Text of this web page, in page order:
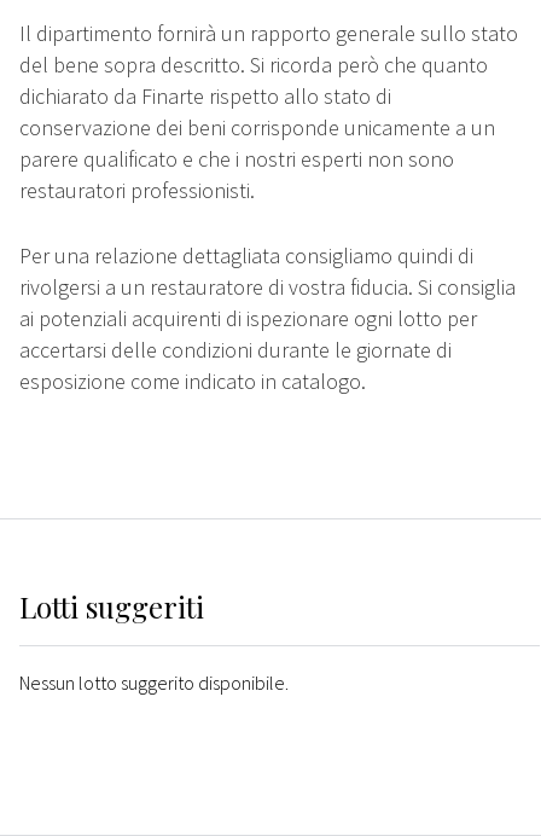
Il dipartimento fornirà un rapporto generale sullo stato
del bene sopra descritto. Si ricorda però che quanto
dichiarato da Finarte rispetto allo stato di
conservazione dei beni corrisponde unicamente a un
parere qualificato e che i nostri esperti non sono
restauratori professionisti.
Per una relazione dettagliata consigliamo quindi di
rivolgersi a un restauratore di vostra fiducia. Si consiglia
ai potenziali acquirenti di ispezionare ogni lotto per
accertarsi delle condizioni durante le giornate di
esposizione come indicato in catalogo.
Lotti suggeriti
Nessun lotto suggerito disponibile.